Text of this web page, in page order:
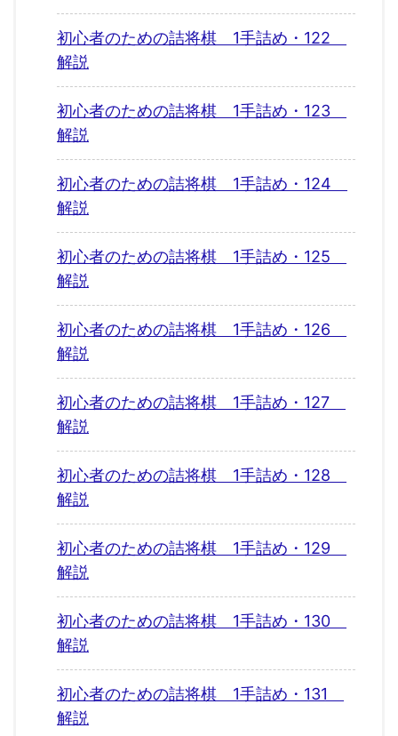
初心者のための詰将棋 1手詰め・122
解説
初心者のための詰将棋 1手詰め・123
解説
初心者のための詰将棋 1手詰め・124
解説
初心者のための詰将棋 1手詰め・125
解説
初心者のための詰将棋 1手詰め・126
解説
初心者のための詰将棋 1手詰め・127
解説
初心者のための詰将棋 1手詰め・128
解説
初心者のための詰将棋 1手詰め・129
解説
初心者のための詰将棋 1手詰め・130
解説
初心者のための詰将棋 1手詰め・131
解説